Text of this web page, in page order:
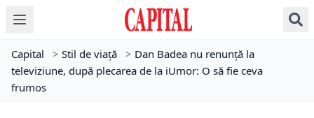
Capital > Stil de viață > Dan Badea nu renunţă la
televiziune, după plecarea de la iUmor: O să fie ceva
frumos